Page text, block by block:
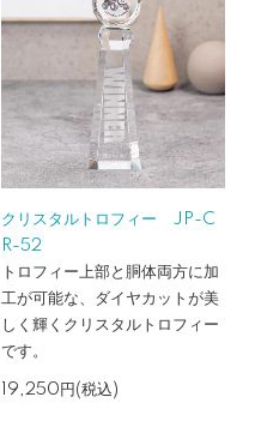
クリスタルトロフィー JP-C
R-52
トロフィー上部と胴体両方に加
工が可能な、ダイヤカットが美
しく輝くクリスタルトロフィー
です。
19,250円(税込)